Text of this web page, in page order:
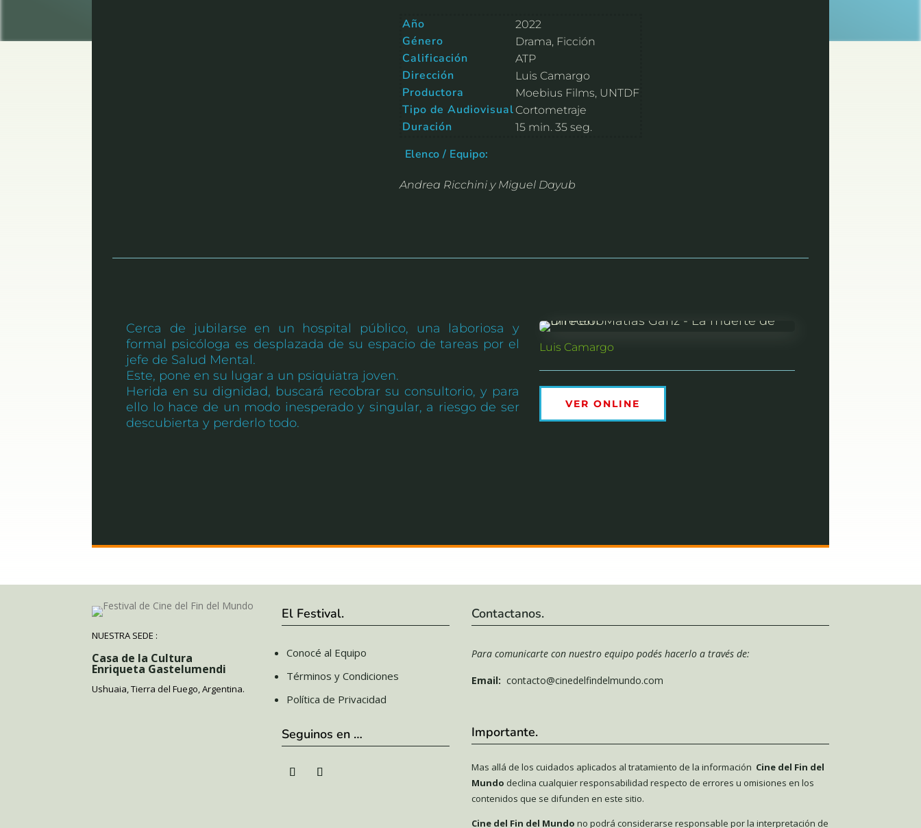
Año 2022
Género Drama, Ficción
Calificación ATP
Dirección Luis Camargo
Productora Moebius Films, UNTDF
Tipo de Audiovisual Cortometraje
Duración 15 min. 35 seg.
Elenco / Equipo:
Andrea Ricchini y Miguel Dayub
Cerca de jubilarse en un hospital público, una laboriosa y
formal psicóloga es desplazada de su espacio de tareas por el
jefe de Salud Mental.
Este, pone en su lugar a un psiquiatra joven.
Herida en su dignidad, buscará recobrar su consultorio, y para
ello lo hace de un modo inesperado y singular, a riesgo de ser
descubierta y perderlo todo.
Luis Camargo
VER ONLINE
NUESTRA SEDE :
Casa de la Cultura
Enriqueta Gastelumendi
Ushuaia, Tierra del Fuego, Argentina.
El Festival.
Conocé al Equipo
Términos y Condiciones
Política de Privacidad
Seguinos en …
Contactanos.
Para comunicarte con nuestro equipo podés hacerlo a través de:
Email: contacto@cinedelfindelmundo.com
Importante.
Mas allá de los cuidados aplicados al tratamiento de la información Cine del Fin del
Mundo declina cualquier responsabilidad respecto de errores u omisiones en los
contenidos que se difunden en este sitio.
Cine del Fin del Mundo no podrá considerarse responsable por la interpretación de